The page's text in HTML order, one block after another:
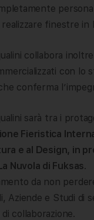
finestre
collabora
con lo
conferma
sarà tra i
Fieristica
e al Design, in
Nuvola di Fuksas.
da non
Aziende e Studi di
collaborazione.